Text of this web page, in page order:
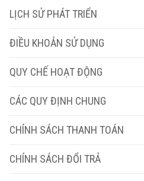
LỊCH SỬ PHÁT TRIỂN
ĐIỀU KHOẢN SỬ DỤNG
QUY CHẾ HOẠT ĐỘNG
CÁC QUY ĐỊNH CHUNG
CHÍNH SÁCH THANH TOÁN
CHÍNH SÁCH ĐỔI TRẢ